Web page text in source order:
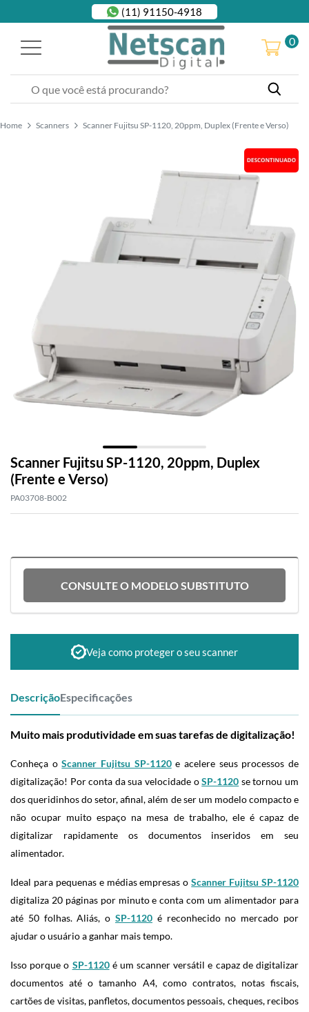
(11) 91150-4918
0
Home Scanners Scanner Fujitsu SP-1120, 20ppm, Duplex (Frente e Verso)
Scanner Fujitsu SP-1120, 20ppm, Duplex
(Frente e Verso)
PA03708-B002
CONSULTE O MODELO SUBSTITUTO
Veja como proteger o seu scanner
DescriçãoEspecificações
Muito mais produtividade em suas tarefas de digitalização!
Conheça oScanner Fujitsu SP-1120e acelere seus processos de
digitalização! Por conta da sua velocidade oSP-1120 se tornou um
dos queridinhos do setor, afinal, além de ser um modelo compacto e
não ocupar muito espaço na mesa de trabalho, ele é capaz de
digitalizar rapidamente os documentos inseridos em seu
alimentador.
Ideal para pequenas e médias empresas oScanner Fujitsu SP-1120
digitaliza 20 páginas por minuto e conta com um alimentador para
até 50 folhas. Aliás, o SP-1120 é reconhecido no mercado por
ajudar o usuário a ganhar mais tempo.
Isso porque o SP-1120é um scanner versátil e capaz de digitalizar
documentos até o tamanho A4, como contratos, notas fiscais,
cartões de visitas, panfletos, documentos pessoais, cheques, recibos